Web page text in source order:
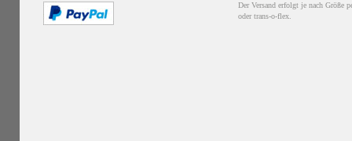
Der Versand erfolgt je nach Größe
oder trans-o-flex.